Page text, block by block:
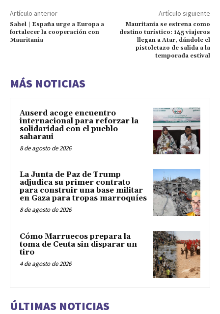
Artículo anterior
Sahel | España urge a Europa a
fortalecer la cooperación con
Mauritania
Artículo siguiente
Mauritania se estrena como
destino turístico: 145 viajeros
llegan a Atar, dándole el
pistoletazo de salida a la
temporada estival
MÁS NOTICIAS
Auserd acoge encuentro
internacional para reforzar la
solidaridad con el pueblo
saharaui
8 de agosto de 2026
La Junta de Paz de Trump
adjudica su primer contrato
para construir una base militar
en Gaza para tropas marroquíes
8 de agosto de 2026
Cómo Marruecos prepara la
toma de Ceuta sin disparar un
tiro
4 de agosto de 2026
ÚLTIMAS NOTICIAS